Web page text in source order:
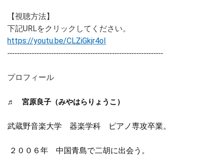
【視聴方法】
下記URLをクリックしてください。
https://youtu.be/CLZiGkjr4oI
----------------------------------------------------------------
プロフィール
♬　宮原良子（みやはらりょうこ）
武蔵野音楽大学　器楽学科　ピアノ専攻卒業。
２００６年　中国青島で二胡に出会う。